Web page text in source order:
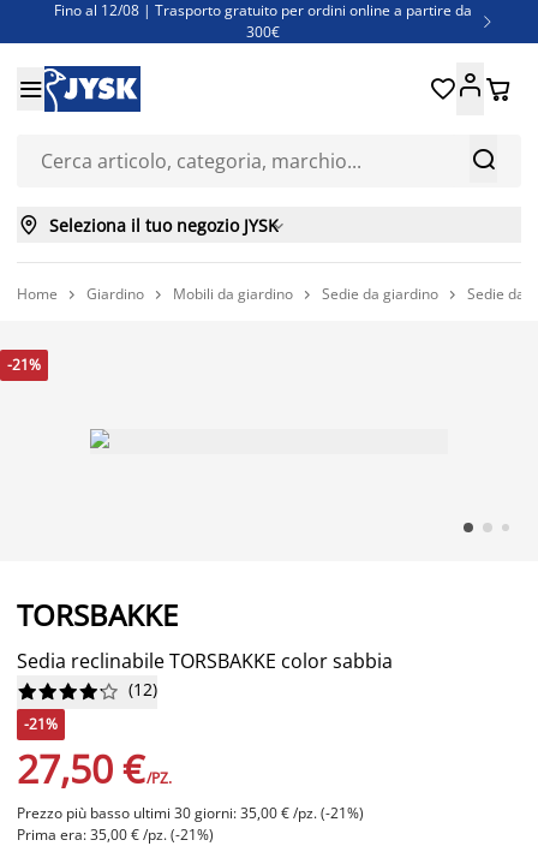
Fino al 12/08 | Trasporto gratuito per ordini online a partire da
300€

Super offerte d'estate | Oltre 1.500 articoli fino al 70%
Finanziamenti - Scegli il piano di rimborso più adatto a te


 
 Seleziona il tuo negozio JYSK
Home  Giardino  Mobili da giardino  Sedie da giardino  Sedie da
-21%
TORSBAKKE
Sedia reclinabile TORSBAKKE color sabbia





 (12)
-21%
27,50 €/PZ.
Prezzo più basso ultimi 30 giorni: 35,00 € /pz. (-21%)
Prima era: 35,00 € /pz. (-21%)